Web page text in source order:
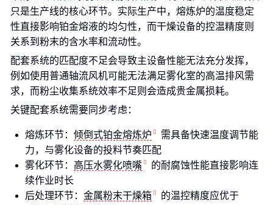
只是生产线的核心环节。实际生产中，熔炼炉的温度稳定
性直接影响铂金熔液的均匀性，而干燥设备的控温精度则
关系到粉末的含水率和流动性。
配套系统的匹配度不足会导致主设备性能无法充分发挥，
例如使用普通轴流风机可能无法满足雾化室的高温排风需
求，而粉尘收集系统效率不足则会造成贵金属损耗。
关键配套系统需要同步考虑：
熔炼环节： 倾倒式铂金熔炼炉
需具备快速温度调节能
力，与雾化设备的投料节奏匹配
雾化环节： 高压水雾化喷嘴
的耐腐蚀性能直接影响连
续作业时长
后处理环节： 金属粉末干燥箱
的温控精度应优于